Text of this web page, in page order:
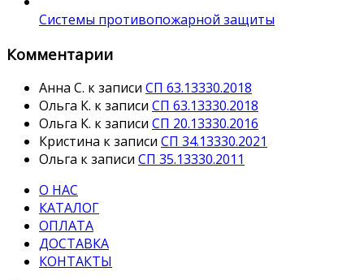
Системы противопожарной защиты
Комментарии
Анна С. к записи СП 63.13330.2018
Ольга К. к записи СП 63.13330.2018
Ольга К. к записи СП 20.13330.2016
Кристина к записи СП 34.13330.2021
Ольга к записи СП 35.13330.2011
О НАС
КАТАЛОГ
ОПЛАТА
ДОСТАВКА
КОНТАКТЫ